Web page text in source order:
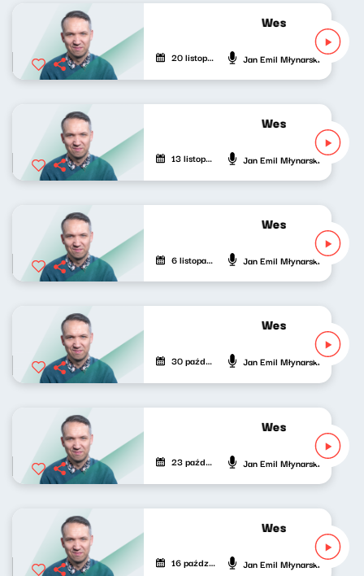
Wesoła fala
20 listopada 2022 Jan Emil Młynarski
Wesoła fala
13 listopada 2022 Jan Emil Młynarski
Wesoła fala
6 listopada 2022 Jan Emil Młynarski
Wesoła fala
30 października 2022 Jan Emil Młynarski
Wesoła fala
23 października 2022 Jan Emil Młynarski
Wesoła fala
16 października 2022 Jan Emil Młynarski